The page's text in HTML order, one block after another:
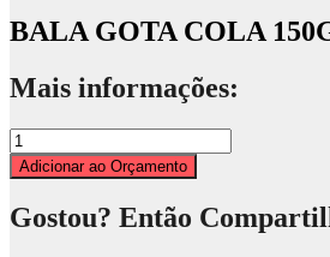
BALA GOTA COLA
Mais informações:
BALA
GOTA
COLA
quantity
Adicionar ao Orçamento
Gostou? Então